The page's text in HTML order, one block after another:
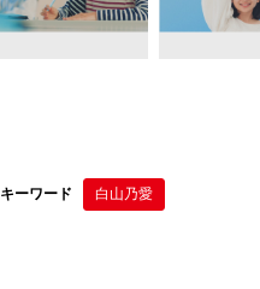
キーワード 白山乃愛